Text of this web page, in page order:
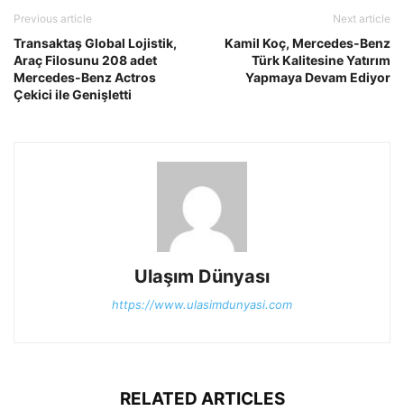
Previous article
Transaktaş Global Lojistik,
Araç Filosunu 208 adet
Mercedes-Benz Actros
Çekici ile Genişletti
Next article
Kamil Koç, Mercedes-Benz
Türk Kalitesine Yatırım
Yapmaya Devam Ediyor
Ulaşım Dünyası
https://www.ulasimdunyasi.com
RELATED ARTICLES